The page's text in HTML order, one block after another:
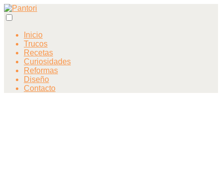
Inicio
Trucos
Recetas
Curiosidades
Reformas
Diseño
Contacto